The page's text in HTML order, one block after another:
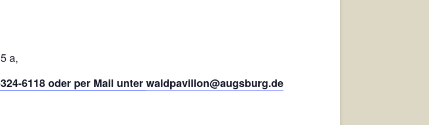
a,
6118 oder per Mail unterwaldpavillon@augsburg.de